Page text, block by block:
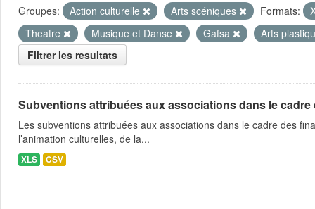
Groupes: Action culturelle Arts scéniques Formats:
Theatre
Musique et Danse Gafsa
Arts
Filtrer les resultats
Subventions attribuées aux associations dans le
Les subventions attribuées aux associations dans le cadre des
l’animation culturelles, de la...
XLS CSV